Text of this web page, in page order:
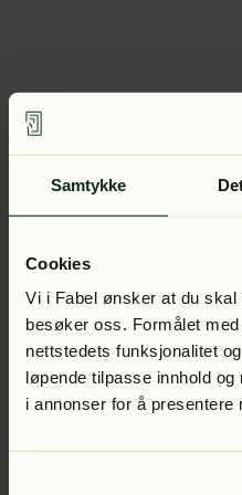
Samtykke
Cookies
Vi i Fabel ønsker at du
besøker oss. Formålet
nettstedets funksjonalitet
løpende tilpasse innhold
i annonser for å presentere